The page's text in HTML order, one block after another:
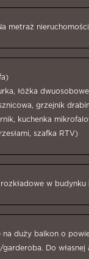
metraż nieruchomości
łóżka
grzejnik
kuchenka
szafka RTV)
w budynku
duży balkon o
Do własnej